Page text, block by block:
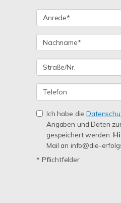
Ich habe die
Angaben und Daten
gespeichert werden.
Mail an info@die-
* Pflichtfelder